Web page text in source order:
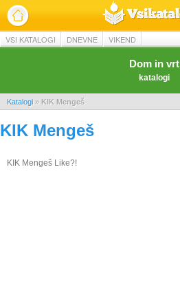
VSI KATALOGI DNEVNE VIKEND
Dom in vrt
katalogi
Katalogi » KIK Mengeš
KIK Mengeš
KIK Mengeš Like?!